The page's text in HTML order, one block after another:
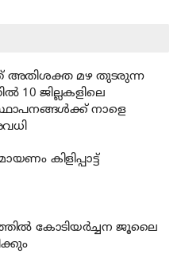
അതിശക്ത മഴ തുടരുന്ന
10 ജില്ലകളിലെ
സ്ഥാപനങ്ങൾക്ക് നാളെ
കിളിപ്പാട്ട്
കോടിയര്‍ച്ചന ജൂലൈ